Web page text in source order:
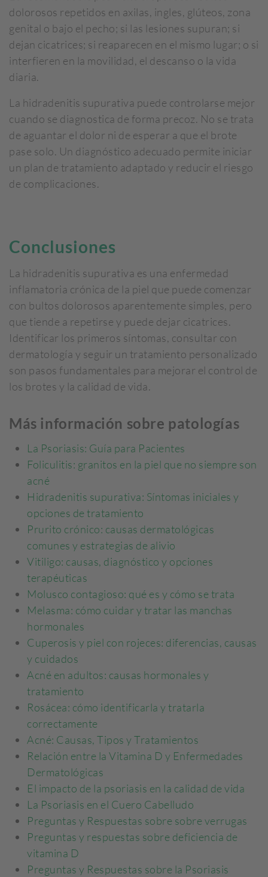
dolorosos repetidos en axilas, ingles, glúteos, zona
genital o bajo el pecho; si las lesiones supuran; si
dejan cicatrices; si reaparecen en el mismo lugar; o si
interfieren en la movilidad, el descanso o la vida
diaria.
La hidradenitis supurativa puede controlarse mejor
cuando se diagnostica de forma precoz. No se trata
de aguantar el dolor ni de esperar a que el brote
pase solo. Un diagnóstico adecuado permite iniciar
un plan de tratamiento adaptado y reducir el riesgo
de complicaciones.
Conclusiones
La hidradenitis supurativa es una enfermedad
inflamatoria crónica de la piel que puede comenzar
con bultos dolorosos aparentemente simples, pero
que tiende a repetirse y puede dejar cicatrices.
Identificar los primeros síntomas, consultar con
dermatología y seguir un tratamiento personalizado
son pasos fundamentales para mejorar el control de
los brotes y la calidad de vida.
Más información sobre patologías
La Psoriasis: Guía para Pacientes
Foliculitis: granitos en la piel que no siempre son
acné
Hidradenitis supurativa: Síntomas iniciales y
opciones de tratamiento
Prurito crónico: causas dermatológicas
comunes y estrategias de alivio
Vitiligo: causas, diagnóstico y opciones
terapéuticas
Molusco contagioso: qué es y cómo se trata
Melasma: cómo cuidar y tratar las manchas
hormonales
Cuperosis y piel con rojeces: diferencias, causas
y cuidados
Acné en adultos: causas hormonales y
tratamiento
Rosácea: cómo identificarla y tratarla
correctamente
Acné: Causas, Tipos y Tratamientos
Relación entre la Vitamina D y Enfermedades
Dermatológicas
El impacto de la psoriasis en la calidad de vida
La Psoriasis en el Cuero Cabelludo
Preguntas y Respuestas sobre sobre verrugas
Preguntas y respuestas sobre deficiencia de
vitamina D
Preguntas y Respuestas sobre la Psoriasis